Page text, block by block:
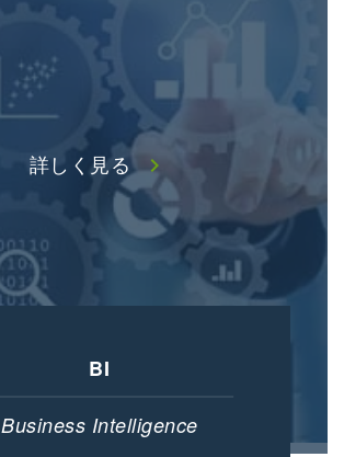
詳しく見る chevron_right
BI
Business Intelligence